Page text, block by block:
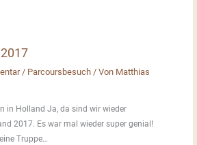
/ Parcoursbesuch / Von Matthias
in Holland Ja, da sind wir wieder
2017. Es war mal wieder super genial!
Truppe…